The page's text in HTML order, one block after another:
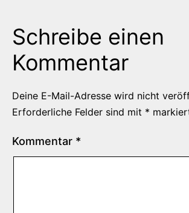
Schreibe einen
Kommentar
Deine E-Mail-Adresse wird nicht
Erforderliche Felder sind mit *
Kommentar *